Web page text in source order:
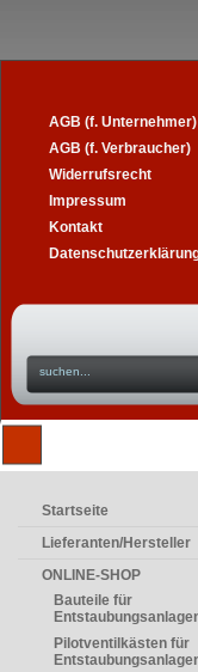
AGB (f. Unternehmer)
AGB (f. Verbraucher)
Widerrufsrecht
Impressum
Kontakt
Startseite
Lieferanten/Hersteller
ONLINE-SHOP
Bauteile für
Pilotventilkästen für